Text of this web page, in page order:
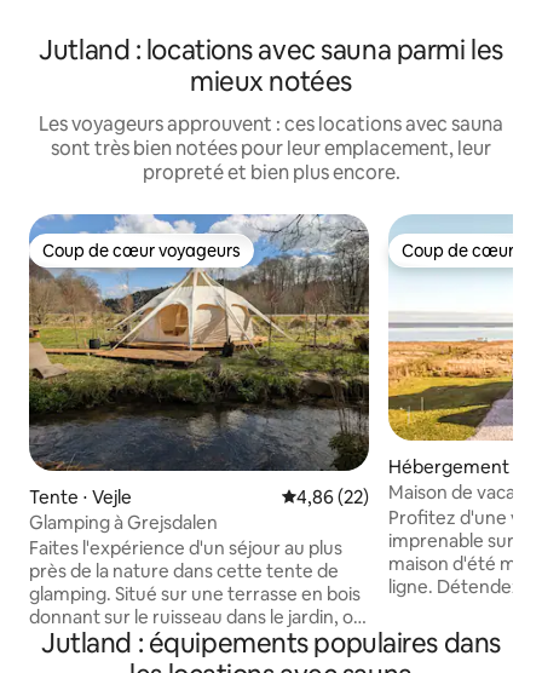
Jutland : locations avec sauna parmi les
mieux notées
Les voyageurs approuvent : ces locations avec sauna
sont très bien notées pour leur emplacement, leur
propreté et bien plus encore.
Coup de cœur voyageurs
Coup de cœur voyageurs
Tente ⋅ Vejle Évaluation moyenne sur la
4,86 (22)
Glamping à Grejsdalen
Faites l'expérience d'un séjour au plus
près de la nature dans cette tente de
glamping. Situé sur une terrasse en bois
donnant sur le ruisseau dans le jardin, où
vous pourrez profiter de la tranquillité et
du cadre paisible juste devant votre
Coup de cœur
Coup de cœur
Hébergement ⋅
Maison de
Vue imprenable
Profitez d'une
imprenable sur la
maison d'été
ligne. Détendez-
bain en pleine
autour du feu de
Jutland : équipements populaires dans